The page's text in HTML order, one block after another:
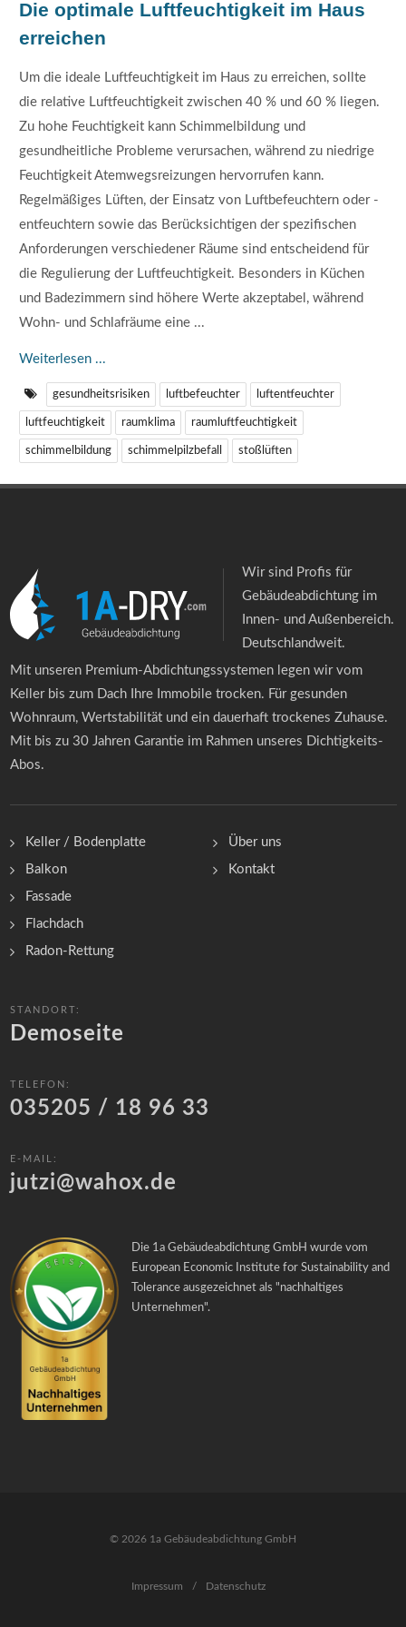
Die optimale Luftfeuchtigkeit im Haus
erreichen
Um die ideale Luftfeuchtigkeit im Haus zu erreichen, sollte
die relative Luftfeuchtigkeit zwischen 40 % und 60 % liegen.
Zu hohe Feuchtigkeit kann Schimmelbildung und
gesundheitliche Probleme verursachen, während zu niedrige
Feuchtigkeit Atemwegsreizungen hervorrufen kann.
Regelmäßiges Lüften, der Einsatz von Luftbefeuchtern oder -
entfeuchtern sowie das Berücksichtigen der spezifischen
Anforderungen verschiedener Räume sind entscheidend für
die Regulierung der Luftfeuchtigkeit. Besonders in Küchen
und Badezimmern sind höhere Werte akzeptabel, während
Wohn- und Schlafräume eine ...
Weiterlesen ...
gesundheitsrisiken luftbefeuchter luftentfeuchter
luftfeuchtigkeit raumklima raumluftfeuchtigkeit
schimmelbildung schimmelpilzbefall stoßlüften
Wir sind Profis für
Gebäudeabdichtung im
Innen- und Außenbereich.
Deutschlandweit.
Mit unseren Premium-Abdichtungssystemen legen wir vom
Keller bis zum Dach Ihre Immobile trocken. Für gesunden
Wohnraum, Wertstabilität und ein dauerhaft trockenes Zuhause.
Mit bis zu 30 Jahren Garantie im Rahmen unseres Dichtigkeits-
Abos.
Keller / Bodenplatte
Balkon
Fassade
Flachdach
Radon-Rettung
Über uns
Kontakt
STANDORT:
Demoseite
TELEFON:
035205 / 18 96 33
E-MAIL:
jutzi@wahox.de
Die 1a Gebäudeabdichtung GmbH wurde vom
European Economic Institute for Sustainability and
Tolerance ausgezeichnet als "nachhaltiges
Unternehmen".
© 2026 1a Gebäudeabdichtung GmbH
Impressum / Datenschutz